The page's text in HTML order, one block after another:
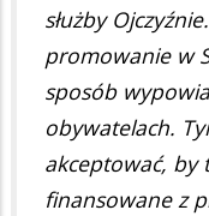
służby
promowanie w
sposób
obywatelach.
akceptować, by
finansowane z